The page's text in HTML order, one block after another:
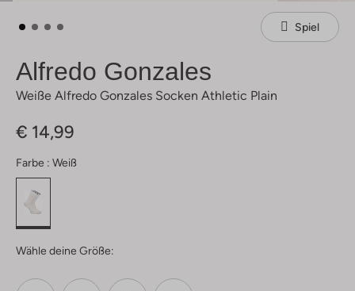
Spiel
Alfredo Gonzales
Weiße Alfredo Gonzales Socken Athletic Plain
€ 14,99
Farbe : Weiß
Wähle deine Größe: